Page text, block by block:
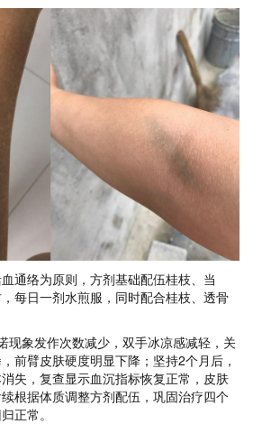
通络为原则，方剂基础配伍桂枝、当
每日一剂水煎服，同时配合桂枝、透骨
现象发作次数减少，双手冰凉感减轻，关
前臂皮肤硬度明显下降； 坚持2个月后，
失，复查显示血沉指标恢复正常，皮肤
根据体质调整方剂配伍，巩固治疗四个
正常。